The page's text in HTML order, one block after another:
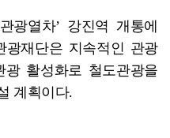
광열차’ 강진역 개통에
광재단은 지속적인 관광
활성화로 철도관광을
계획이다.